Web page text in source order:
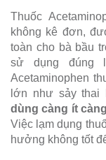
Thuốc
không kê đơn,
toàn cho bà bầu
sử dụng đúng
Acetaminophen
lớn như sảy thai
dùng càng ít
Việc lạm dụng
hưởng không tốt